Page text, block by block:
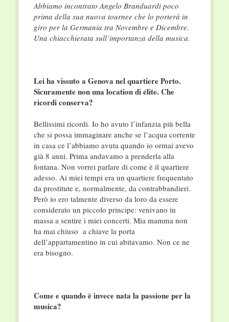
Abbiamo incontrato Angelo Branduardi poco
prima della sua nuova tournee che lo porterà in
giro per la Germania tra Novembre e Dicembre.
Una chiacchierata sull’importanza della musica.
Lei ha vissuto a Genova nel quartiere Porto.
Sicuramente non una location di élite. Che
ricordi conserva?
Bellissimi ricordi. Io ho avuto l’infanzia più bella
che si possa immaginare anche se l’acqua corrente
in casa ce l’abbiamo avuta quando io ormai avevo
già 8 anni. Prima andavamo a prenderla alla
fontana. Non vorrei parlare di come è il quartiere
adesso. Ai miei tempi era un quartiere frequentato
da prostitute e, normalmente, da contrabbandieri.
Però io ero talmente diverso da loro da essere
considerato un piccolo principe: venivano in
massa a sentire i miei concerti. Mia mamma non
ha mai chiuso a chiave la porta
dell’appartamentino in cui abitavamo. Non ce ne
era bisogno.
Come e quando è invece nata la passione per la
musica?